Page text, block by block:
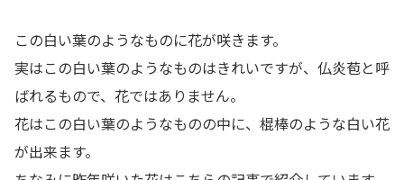
この白い葉のようなものに花が咲きます。
実はこの白い葉のようなものはきれいですが、仏炎苞と呼
ばれるもので、花ではありません。
花はこの白い葉のようなものの中に、棍棒のような白い花
が出来ます。